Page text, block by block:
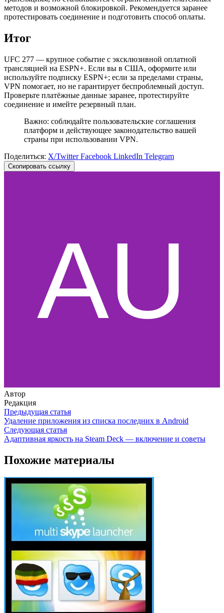
методов и возможной блокировкой. Рекомендуется заранее
протестировать соединение и подготовить способ оплаты.
Итог
UFC 277 — крупное событие с эксклюзивной оплатной
трансляцией на ESPN+. Если вы в США, оформите или
используйте подписку ESPN+; если за пределами страны,
VPN помогает, но не гарантирует беспроблемный доступ.
Проверьте платёжные данные заранее, протестируйте
соединение и имейте резервный план.
Важно: соблюдайте пользовательские соглашения
платформ и действующее законодательство вашей
страны при использовании VPN.
Поделиться: X/TwitterFacebook LinkedIn Telegram
Скопировать ссылку
Автор
Редакция
Предыдущая статья
Удаление приложения из списка последних в Android
Следующая статья
Адаптивная яркость на Steam Deck — включение и советы
Похожие материалы